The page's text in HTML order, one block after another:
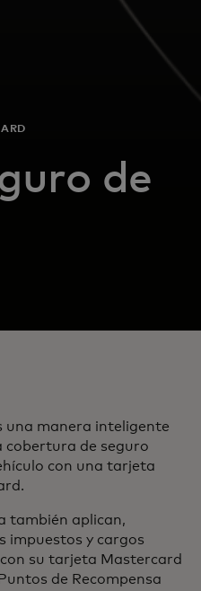
de
una manera inteligente
cobertura de seguro
con una tarjeta
también aplican,
impuestos y cargos
su tarjeta Mastercard
de Recompensa